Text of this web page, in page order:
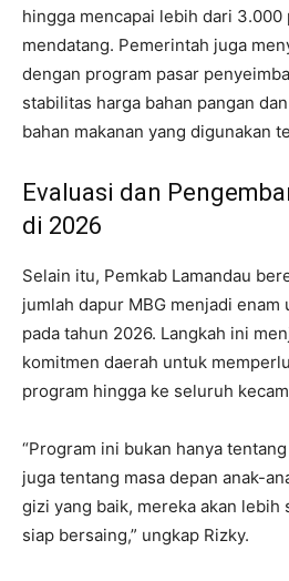
hingga mencapai lebih dari 3.000
mendatang. Pemerintah juga
dengan program pasar
stabilitas harga bahan pangan
bahan makanan yang digunakan
Evaluasi dan
di 2026
Selain itu, Pemkab Lamandau
jumlah dapur MBG menjadi
pada tahun 2026. Langkah ini
komitmen daerah untuk
program hingga ke seluruh
“Program ini bukan hanya
juga tentang masa depan anak-
gizi yang baik, mereka akan lebih
siap bersaing,” ungkap Rizky.